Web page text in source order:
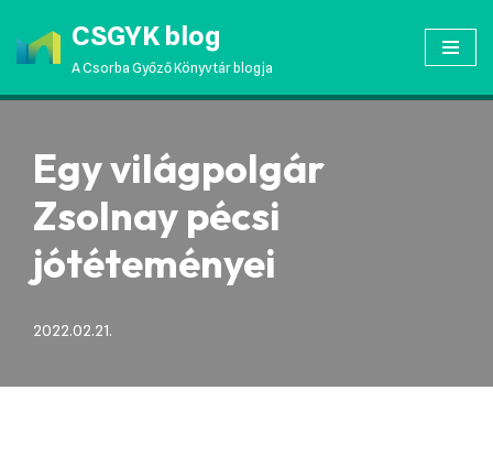
Skip
CSGYK blog
A Csorba Győző Könyvtár blogja
Egy világpolgár
Zsolnay pécsi
jótéteményei
2022.02.21.